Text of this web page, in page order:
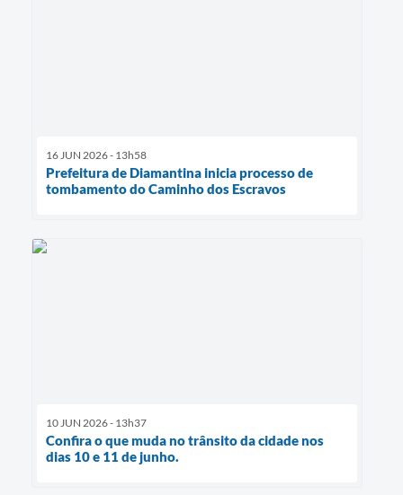
16 JUN 2026 - 13h58
Prefeitura de Diamantina inicia processo de
tombamento do Caminho dos Escravos
10 JUN 2026 - 13h37
Confira o que muda no trânsito da cidade nos
dias 10 e 11 de junho.